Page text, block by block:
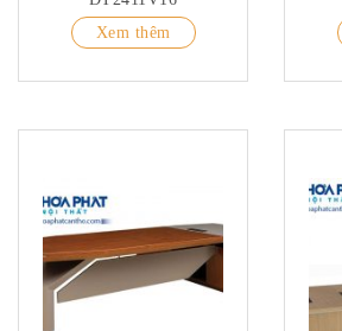
Xem thêm